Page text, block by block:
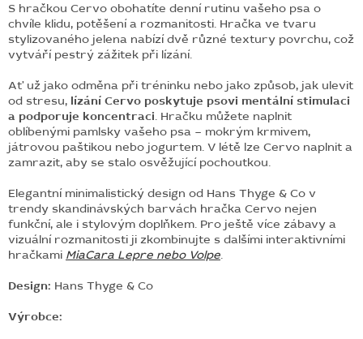
S hračkou Cervo obohatíte denní rutinu vašeho psa o
chvíle klidu, potěšení a rozmanitosti. Hračka ve tvaru
stylizovaného jelena nabízí dvě různé textury povrchu, což
vytváří pestrý zážitek při lízání.
Ať už jako odměna při tréninku nebo jako způsob, jak ulevit
od stresu, lízání Cervo poskytuje psovi mentální stimulaci
a podporuje koncentraci. Hračku můžete naplnit
oblíbenými pamlsky vašeho psa – mokrým krmivem,
játrovou paštikou nebo jogurtem. V létě lze Cervo naplnit a
zamrazit, aby se stalo osvěžující pochoutkou.
Elegantní minimalistický design od Hans Thyge & Co v
trendy skandinávských barvách hračka Cervo nejen
funkční, ale i stylovým doplňkem. Pro ještě více zábavy a
vizuální rozmanitosti ji zkombinujte s dalšími interaktivními
hračkami MiaCara Lepre nebo Volpe.
Design: Hans Thyge & Co
Výrobce: